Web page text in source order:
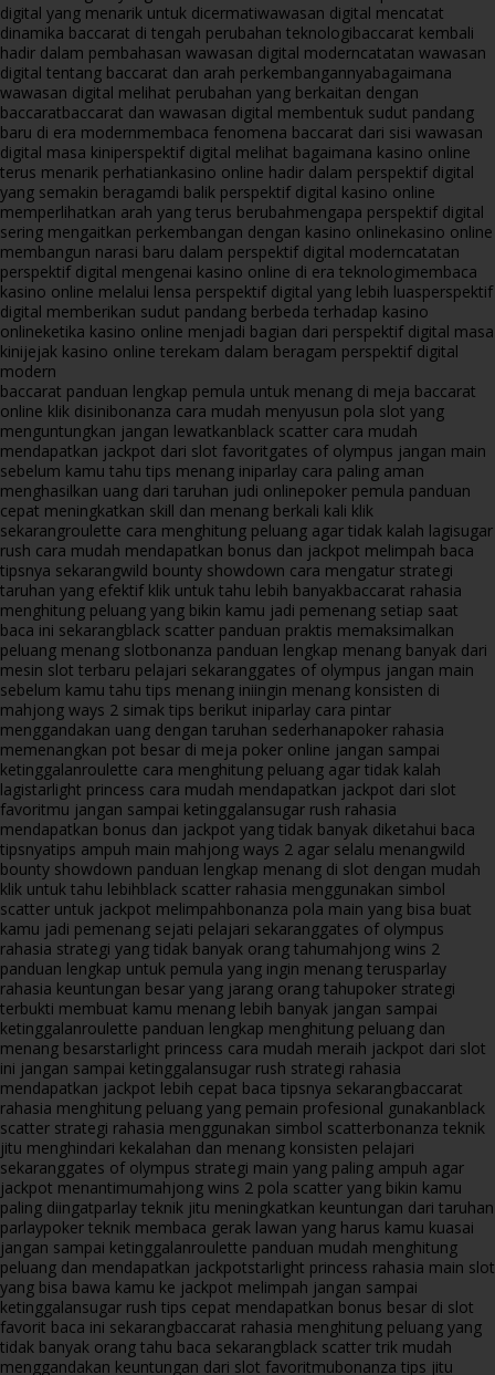
digital yang menarik untuk dicermatiwawasan digital mencatat
dinamika baccarat di tengah perubahan teknologibaccarat kembali
hadir dalam pembahasan wawasan digital moderncatatan wawasan
digital tentang baccarat dan arah perkembangannyabagaimana
wawasan digital melihat perubahan yang berkaitan dengan
baccaratbaccarat dan wawasan digital membentuk sudut pandang
baru di era modernmembaca fenomena baccarat dari sisi wawasan
digital masa kiniperspektif digital melihat bagaimana kasino online
terus menarik perhatiankasino online hadir dalam perspektif digital
yang semakin beragamdi balik perspektif digital kasino online
memperlihatkan arah yang terus berubahmengapa perspektif digital
sering mengaitkan perkembangan dengan kasino onlinekasino online
membangun narasi baru dalam perspektif digital moderncatatan
perspektif digital mengenai kasino online di era teknologimembaca
kasino online melalui lensa perspektif digital yang lebih luasperspektif
digital memberikan sudut pandang berbeda terhadap kasino
onlineketika kasino online menjadi bagian dari perspektif digital masa
kinijejak kasino online terekam dalam beragam perspektif digital
modern
baccarat panduan lengkap pemula untuk menang di meja baccarat
online klik disinibonanza cara mudah menyusun pola slot yang
menguntungkan jangan lewatkanblack scatter cara mudah
mendapatkan jackpot dari slot favoritgates of olympus jangan main
sebelum kamu tahu tips menang iniparlay cara paling aman
menghasilkan uang dari taruhan judi onlinepoker pemula panduan
cepat meningkatkan skill dan menang berkali kali klik
sekarangroulette cara menghitung peluang agar tidak kalah lagisugar
rush cara mudah mendapatkan bonus dan jackpot melimpah baca
tipsnya sekarangwild bounty showdown cara mengatur strategi
taruhan yang efektif klik untuk tahu lebih banyakbaccarat rahasia
menghitung peluang yang bikin kamu jadi pemenang setiap saat
baca ini sekarangblack scatter panduan praktis memaksimalkan
peluang menang slotbonanza panduan lengkap menang banyak dari
mesin slot terbaru pelajari sekaranggates of olympus jangan main
sebelum kamu tahu tips menang iniingin menang konsisten di
mahjong ways 2 simak tips berikut iniparlay cara pintar
menggandakan uang dengan taruhan sederhanapoker rahasia
memenangkan pot besar di meja poker online jangan sampai
ketinggalanroulette cara menghitung peluang agar tidak kalah
lagistarlight princess cara mudah mendapatkan jackpot dari slot
favoritmu jangan sampai ketinggalansugar rush rahasia
mendapatkan bonus dan jackpot yang tidak banyak diketahui baca
tipsnyatips ampuh main mahjong ways 2 agar selalu menangwild
bounty showdown panduan lengkap menang di slot dengan mudah
klik untuk tahu lebihblack scatter rahasia menggunakan simbol
scatter untuk jackpot melimpahbonanza pola main yang bisa buat
kamu jadi pemenang sejati pelajari sekaranggates of olympus
rahasia strategi yang tidak banyak orang tahumahjong wins 2
panduan lengkap untuk pemula yang ingin menang terusparlay
rahasia keuntungan besar yang jarang orang tahupoker strategi
terbukti membuat kamu menang lebih banyak jangan sampai
ketinggalanroulette panduan lengkap menghitung peluang dan
menang besarstarlight princess cara mudah meraih jackpot dari slot
ini jangan sampai ketinggalansugar rush strategi rahasia
mendapatkan jackpot lebih cepat baca tipsnya sekarangbaccarat
rahasia menghitung peluang yang pemain profesional gunakanblack
scatter strategi rahasia menggunakan simbol scatterbonanza teknik
jitu menghindari kekalahan dan menang konsisten pelajari
sekaranggates of olympus strategi main yang paling ampuh agar
jackpot menantimumahjong wins 2 pola scatter yang bikin kamu
paling diingatparlay teknik jitu meningkatkan keuntungan dari taruhan
parlaypoker teknik membaca gerak lawan yang harus kamu kuasai
jangan sampai ketinggalanroulette panduan mudah menghitung
peluang dan mendapatkan jackpotstarlight princess rahasia main slot
yang bisa bawa kamu ke jackpot melimpah jangan sampai
ketinggalansugar rush tips cepat mendapatkan bonus besar di slot
favorit baca ini sekarangbaccarat rahasia menghitung peluang yang
tidak banyak orang tahu baca sekarangblack scatter trik mudah
menggandakan keuntungan dari slot favoritmubonanza tips jitu